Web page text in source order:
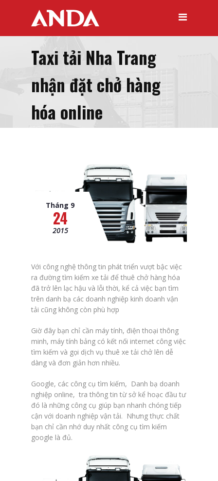
Taxi tải Nha Trang
nhận đặt chở hàng
hóa online
Tháng 9
24
2015
Với công nghệ thông tin phát triển vượt bậc việc
ra đường tìm kiếm xe tải để thuê chở hàng hóa
đã trở lên lạc hậu và lỗi thời, kể cả việc bạn tìm
trên danh bạ các doanh nghiệp kinh doanh vận
tải cũng không còn phù hợp
Giờ đây bạn chỉ cần máy tính, điện thoại thông
minh, máy tính bảng có kết nối internet công việc
tìm kiếm và gọi dịch vụ thuê xe tải chở lên dễ
dàng và đơn giản hơn nhiều.
Google, các công cụ tìm kiếm, Danh bạ doanh
nghiệp online, tra thông tin từ sở kể hoạc đầu tư
đó là những công cụ giúp bạn nhanh chóng tiếp
cận với doanh nghiệp vận tải. Nhưng thực chất
bạn chỉ cần nhớ duy nhất công cụ tìm kiếm
google là đủ.